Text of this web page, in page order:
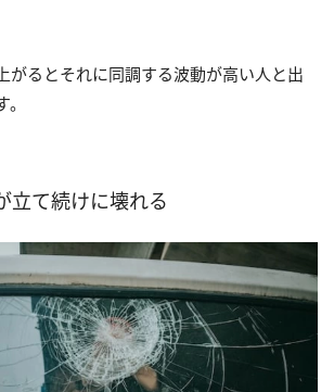
がるとそれに同調する波動が高い人と出
立て続けに壊れる